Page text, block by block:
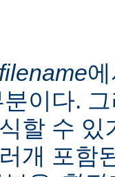
filename
이다.
할 수
개 포함